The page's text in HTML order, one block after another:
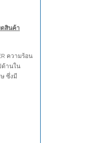
สินค้า
ความร้อน
ด้านใน
ซึ่งมี